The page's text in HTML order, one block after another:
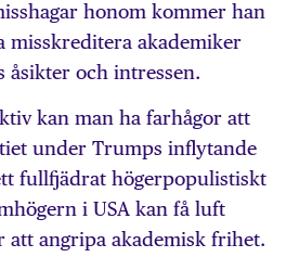
honom kommer han
misskreditera akademiker
åsikter och intressen.
kan man ha farhågor att
under Trumps inflytande
fullfjädrat högerpopulistiskt
i USA kan få luft
att angripa akademisk frihet.